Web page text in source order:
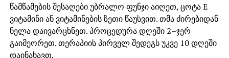
წამწამების შესაღები უბრალო ფუნჯი აიღეთ, ცოტა E
ვიტამინი ან ვიტამინების ზეთი წაუსვით. თმა ძირებიდან
ნელა დაივარცხნეთ. პროცედურა დღეში 2–ჯერ
გაიმეორეთ. თერაპიის პირველ შედეგს უკვე 10 დღეში
დაინახავთ.